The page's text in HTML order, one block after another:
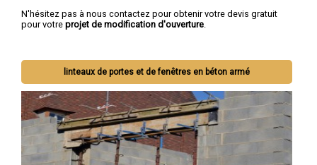
N'hésitez pas à nous contactez pour obtenir votre devis gratuit
pour votre projet de modification d'ouverture
linteaux de portes et de fenêtres en béton armé